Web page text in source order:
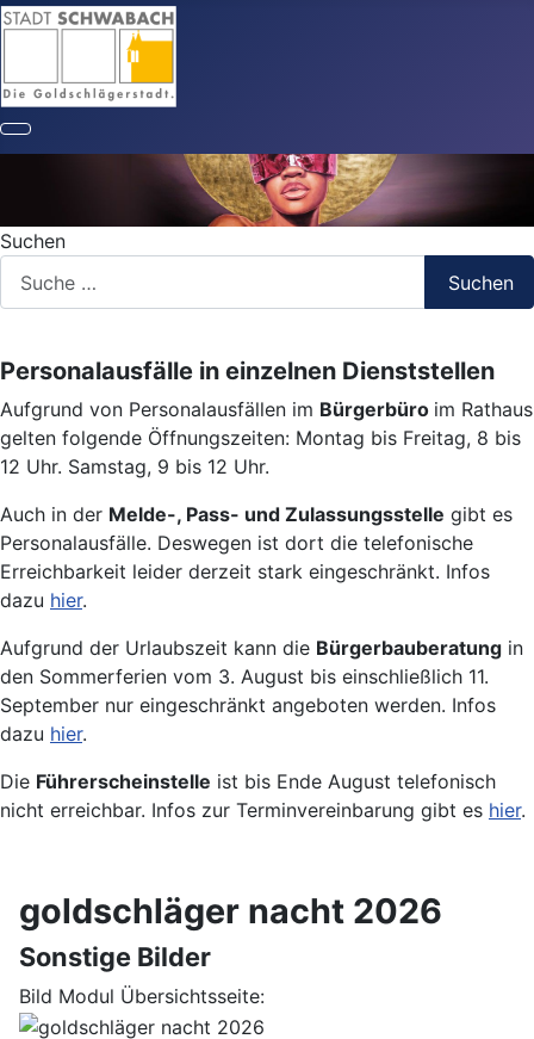
Suchen
Suchen
Personalausfälle in einzelnen Dienststellen
Aufgrund von Personalausfällen im Bürgerbüro im Rathaus
gelten folgende Öffnungszeiten: Montag bis Freitag, 8 bis
12 Uhr. Samstag, 9 bis 12 Uhr.
Auch in der Melde-, Pass- und Zulassungsstelle gibt es
Personalausfälle. Deswegen ist dort die telefonische
Erreichbarkeit leider derzeit stark eingeschränkt. Infos
dazu hier.
Aufgrund der Urlaubszeit kann die Bürgerbauberatung in
den Sommerferien vom 3. August bis einschließlich 11.
September nur eingeschränkt angeboten werden. Infos
dazu hier.
Die Führerscheinstelle ist bis Ende August telefonisch
nicht erreichbar. Infos zur Terminvereinbarung gibt es hier.
goldschläger nacht 2026
Sonstige Bilder
Bild Modul Übersichtsseite: